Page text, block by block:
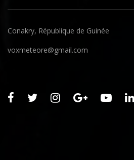
Conakry, République de Guinée
voxmeteore@gmail.com